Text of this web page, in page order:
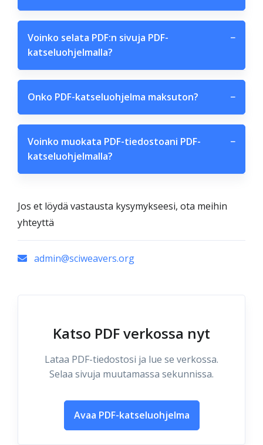
Voinko selata PDF:n sivuja PDF-
katseluohjelmalla?
−
Onko PDF-katseluohjelma maksuton? −
Voinko muokata PDF-tiedostoani PDF-
katseluohjelmalla?
−
Jos et löydä vastausta kysymykseesi, ota meihin
yhteyttä
admin@sciweavers.org
Katso PDF verkossa nyt
Lataa PDF-tiedostosi ja lue se verkossa.
Selaa sivuja muutamassa sekunnissa.
Avaa PDF-katseluohjelma